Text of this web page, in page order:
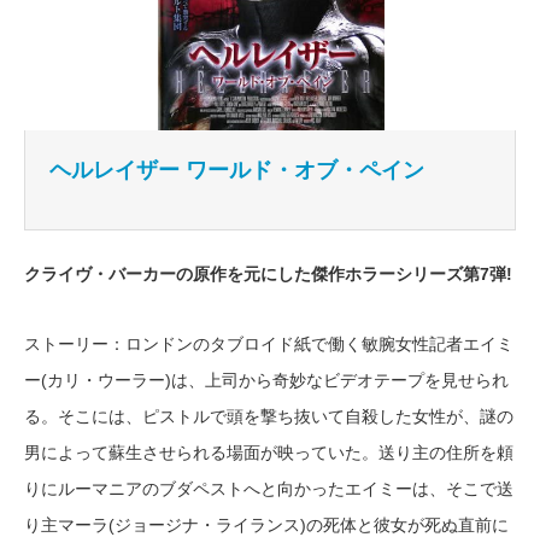
ヘルレイザー ワールド・オブ・ペイン
クライヴ・バーカーの原作を元にした傑作ホラーシリーズ第7弾!
ストーリー：ロンドンのタブロイド紙で働く敏腕女性記者エイミ
ー(カリ・ウーラー)は、上司から奇妙なビデオテープを見せられ
る。そこには、ピストルで頭を撃ち抜いて自殺した女性が、謎の
男によって蘇生させられる場面が映っていた。送り主の住所を頼
りにルーマニアのブダペストへと向かったエイミーは、そこで送
り主マーラ(ジョージナ・ライランス)の死体と彼女が死ぬ直前に